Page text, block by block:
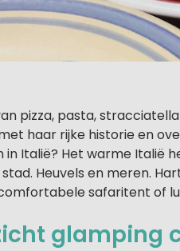
pizza, pasta,
haar rijke historie en
in Italië? Het warme Italië
Heuvels en meren.
safaritent of
glamping